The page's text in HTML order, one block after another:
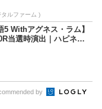
ルファーム )
5 Withアグネス・ラム】
当選時演出｜ハピネス
by